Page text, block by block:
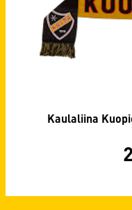
Kaulaliina